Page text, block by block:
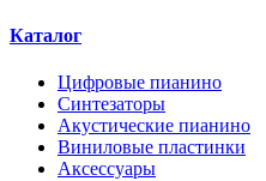
Каталог
Цифровые пианино
Синтезаторы
Акустические пианино
Виниловые пластинки
Аксессуары